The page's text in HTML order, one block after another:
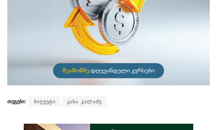
თეგები: ბიუჯეტი კახა კალაძე